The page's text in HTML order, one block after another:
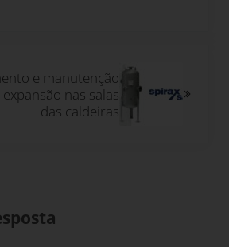
e manutenção
nas salas
das caldeiras